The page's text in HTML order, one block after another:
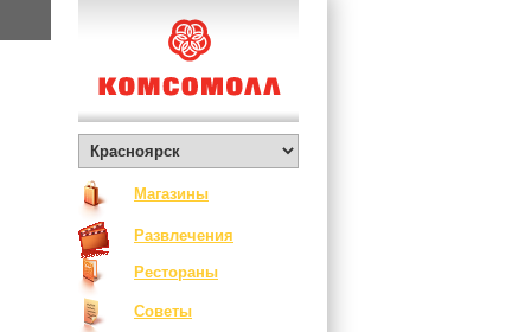
Магазины
Развлечения
Рестораны
Советы